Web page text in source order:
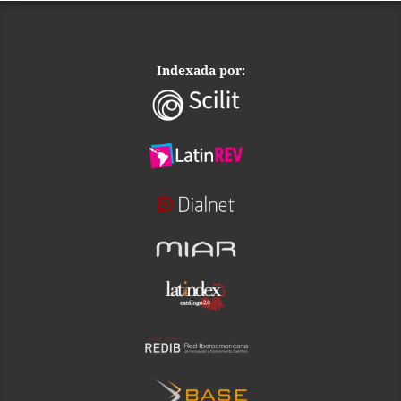
Indexada por: